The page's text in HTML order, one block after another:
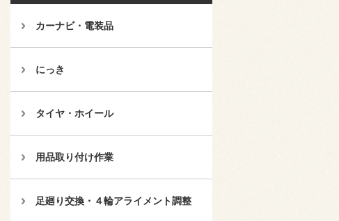
カーナビ・電装品
にっき
タイヤ・ホイール
用品取り付け作業
足廻り交換・４輪アライメント調整